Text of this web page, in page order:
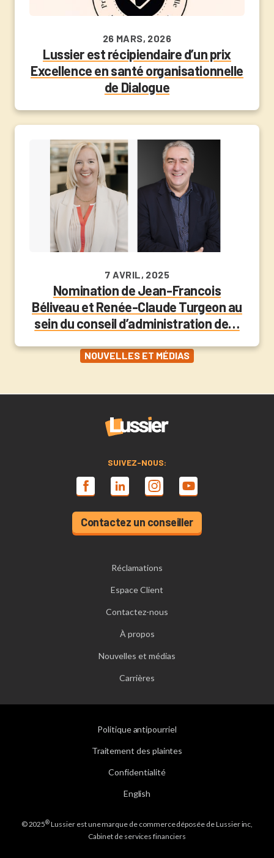
26 MARS, 2026
Lussier est récipiendaire d’un prix
Excellence en santé organisationnelle
de Dialogue
7 AVRIL, 2025
Nomination de Jean-Francois
Béliveau et Renée-Claude Turgeon au
sein du conseil d’administration de…
NOUVELLES ET MÉDIAS
SUIVEZ-NOUS:
Contactez un conseiller
Réclamations
Espace Client
Contactez-nous
À propos
Nouvelles et médias
Carrières
Politique antipourriel
Traitement des plaintes
Confidentialité
English
© 2025®Lussier est une marque de commerce déposée de Lussier inc,
Cabinet de services financiers